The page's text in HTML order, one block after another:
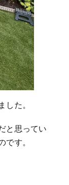
た。
と思ってい
す。